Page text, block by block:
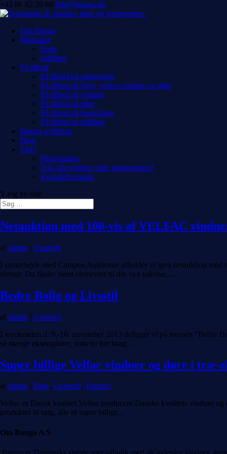
+45 86 82 20 88 info@bango.dk
Om Bango
Manualer
Porte
Ståldøre
Få tilbud
Få tilbud på garageport
Få tilbud på New yorker vinduer og døre
Få tilbud på vinduer
Få tilbud på døre
Få tilbud på hegn/låger
Få tilbud på ståldøre
Bango webshop
Blog
FAQ
Plastvinduer
Træ-/alu vinduer eller plastvinduer?
Kontaktformular
Vælg en side
Netauktion med 100-vis af VELFAC
af admin | Generelt
I samarbejde med Campen Auktioner afholder vi igen netauktion
ubrugt. Du finder nemt elementer til din nye udestue,...
Bedre Bolig og Livsstil
af admin | Generelt
I weekenden d. 9.-10. november 2013 deltager vi på messen
så mange eksemplarer, som du har brug...
Super billige Velfac vinduer og døre i træ-
af admin | Døre, Generelt, Vinduer
Velfac er Dansk kvalitet Velfac producere Danske kvalitets vinduer
produkter til salg, alle til super billige...
Om Bango A/S
Bango er Danmarks største specialbutik med alt indenfor vinduer,